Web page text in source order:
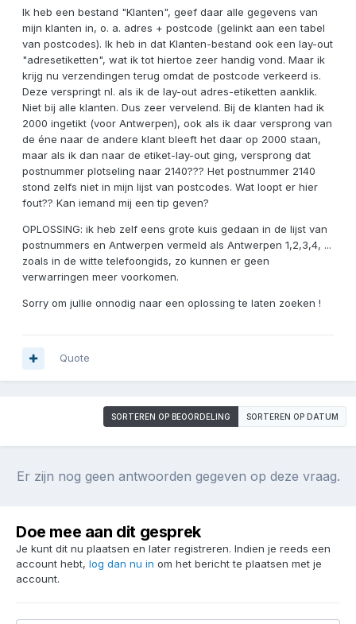
Ik heb een bestand "Klanten", geef daar alle gegevens van
mijn klanten in, o. a. adres + postcode (gelinkt aan een tabel
van postcodes). Ik heb in dat Klanten-bestand ook een lay-out
"adresetiketten", wat ik tot hiertoe zeer handig vond. Maar ik
krijg nu verzendingen terug omdat de postcode verkeerd is.
Deze verspringt nl. als ik de lay-out adres-etiketten aanklik.
Niet bij alle klanten. Dus zeer vervelend. Bij de klanten had ik
2000 ingetikt (voor Antwerpen), ook als ik daar versprong van
de éne naar de andere klant bleeft het daar op 2000 staan,
maar als ik dan naar de etiket-lay-out ging, versprong dat
postnummer plotseling naar 2140??? Het postnummer 2140
stond zelfs niet in mijn lijst van postcodes. Wat loopt er hier
fout?? Kan iemand mij een tip geven?
OPLOSSING: ik heb zelf eens grote kuis gedaan in de lijst van
postnummers en Antwerpen vermeld als Antwerpen 1,2,3,4, ...
zoals in de witte telefoongids, zo kunnen er geen
verwarringen meer voorkomen.
Sorry om jullie onnodig naar een oplossing te laten zoeken !
Quote
SORTEREN OP BEOORDELING SORTEREN OP DATUM
Er zijn nog geen antwoorden gegeven op deze vraag.
Doe mee aan dit gesprek
Je kunt dit nu plaatsen en later registreren. Indien je reeds een
account hebt, log dan nu in om het bericht te plaatsen met je
account.